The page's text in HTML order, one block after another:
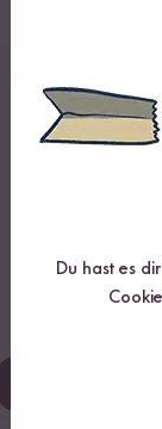
DU
Du hast es